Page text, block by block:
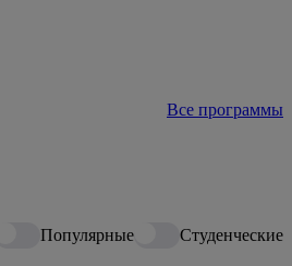
Все программы
Популярные Студенческие